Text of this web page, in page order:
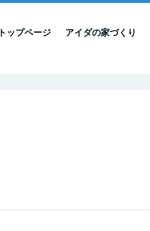
トップページ アイダの家づくり